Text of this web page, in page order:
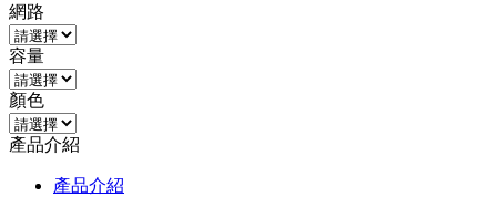
網路
容量
顏色
產品介紹
產品介紹